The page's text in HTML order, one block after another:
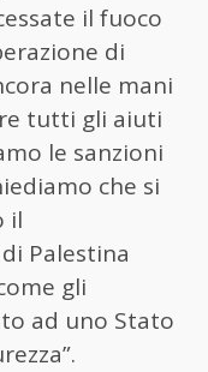
il fuoco
di
nelle mani
tutti gli aiuti
le sanzioni
che si
il
Palestina
gli
ad uno Stato